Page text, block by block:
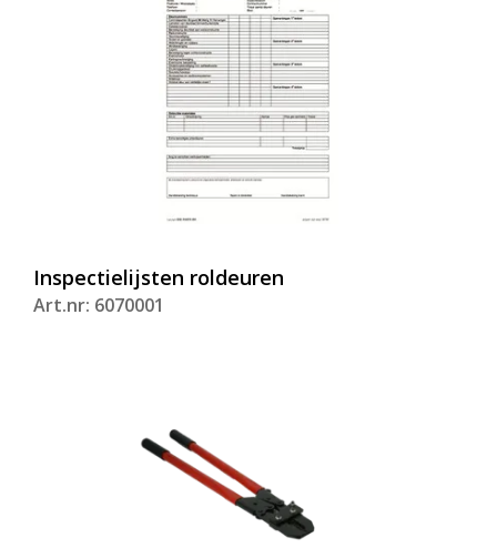
Inspectielijsten roldeuren
Art.nr: 6070001